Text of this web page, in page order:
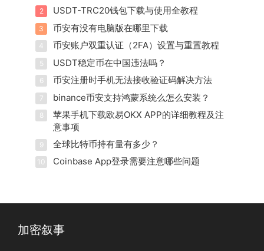
2 USDT-TRC20钱包下载与使用全教程
3 币安有没有电脑版在哪里下载
4 币安账户双重认证（2FA）设置与重置教程
5 USDT稳定币在中国违法吗？
6 币安注册时手机无法接收验证码解决方法
7 binance币安支持鸿蒙系统么怎么安装？
8
苹果手机下载欧易OKX APP的详细教程及注
意事项
9 全球比特币持有量有多少？
10 Coinbase App登录需要注意哪些问题
加密叙事